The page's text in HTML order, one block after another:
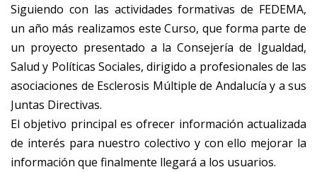
Siguiendo con las actividades formativas de FEDEMA,
un año más realizamos este Curso, que forma parte de
un proyecto presentado a la Consejería de Igualdad,
Salud y Políticas Sociales, dirigido a profesionales de las
asociaciones de Esclerosis Múltiple de Andalucía y a sus
Juntas Directivas.
El objetivo principal es ofrecer información actualizada
de interés para nuestro colectivo y con ello mejorar la
información que finalmente llegará a los usuarios.